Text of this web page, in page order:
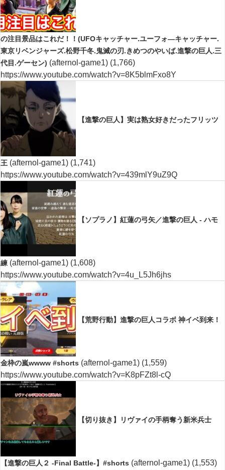
の注目景品はこれだ！！(UFOキャッチャー.ユーフォ―キャッチャー.
東京リベンジャーズ.松野千冬.鬼滅の刃.きめつのやいば.進撃の巨人.三
代目.ゲーセン) (afternol-game1) (1,766)
https://www.youtube.com/watch?v=8K5blmFxo8Y
【進撃の巨人】実は熟女好きだったフリッツ
王 (afternol-game1) (1,741)
https://www.youtube.com/watch?v=439mlY9uZ9Q
【ソプラノ】紅蓮の弓矢／進撃の巨人 - ハモ
練 (afternol-game1) (1,608)
https://www.youtube.com/watch?v=4u_L5Jh6jhs
【荒野行動】進撃の巨人コラボ 神イベ到来！
金枠の嵐wwww #shorts (afternol-game1) (1,559)
https://www.youtube.com/watch?v=K8pFZt8l-cQ
【切り抜き】リヴァイの手柄奪う新米兵士
【進撃の巨人２ -Final Battle-】#shorts (afternol-game1) (1,553)